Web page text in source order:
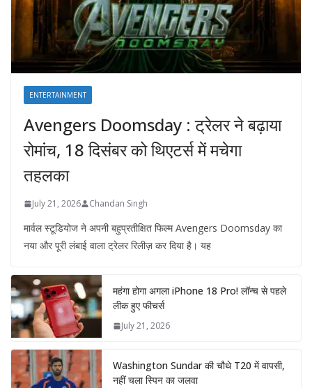
ENTERTAINMENT
Avengers Doomsday : ट्रेलर ने बढ़ाया
रोमांच, 18 दिसंबर को थिएटर्स में मचेगा
तहलका
July 21, 2026 Chandan Singh
मार्वल स्टूडियोज ने अपनी बहुप्रतीक्षित फिल्म Avengers Doomsday का
नया और पूरी लंबाई वाला ट्रेलर रिलीज़ कर दिया है। यह
महंगा होगा अगला iPhone 18 Pro! लॉन्च से पहले
लीक हुए फीचर्स
July 21, 2026
Washington Sundar की चौथे T20 में वापसी,
नहीं चला स्पिन का जलवा